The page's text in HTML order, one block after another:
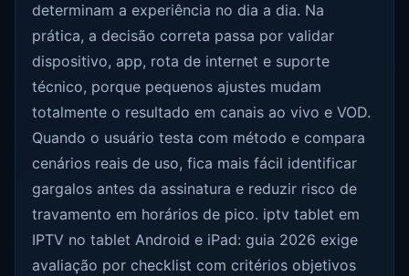
determinam a experiência no dia a dia. Na
prática, a decisão correta passa por validar
dispositivo, app, rota de internet e suporte
técnico, porque pequenos ajustes mudam
totalmente o resultado em canais ao vivo e VOD.
Quando o usuário testa com método e compara
cenários reais de uso, fica mais fácil identificar
gargalos antes da assinatura e reduzir risco de
travamento em horários de pico. iptv tablet em
IPTV no tablet Android e iPad: guia 2026 exige
avaliação por checklist com critérios objetivos